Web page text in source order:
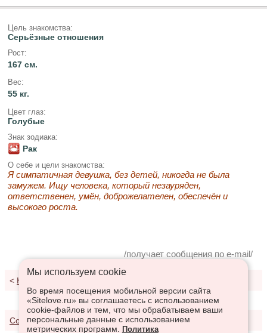
Цель знакомства:
Серьёзные отношения
Рост:
167 см.
Вес:
55 кг.
Цвет глаз:
Голубые
Знак зодиака:
Рак
О себе и цели знакомства:
Я симпатичная девушка, без детей, никогда не была
замужем. Ищу человека, который незауряден,
ответственен, умён, доброжелателен, обеспечён и
высокого роста.
/получает сообщения по e-mail/
< К результатам поиска
Соглашение о предоставлении услуг
Мы используем сookie
Во время посещения мобильной версии сайта
«Sitelove.ru» вы соглашаетесь с использованием
cookie-файлов и тем, что мы обрабатываем ваши
персональные данные с использованием
метрических программ.
Политика